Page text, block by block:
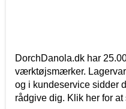
DorchDanola.dk har
værktøjsmærker.
og i kundeservice sidder
rådgive dig. Klik her for